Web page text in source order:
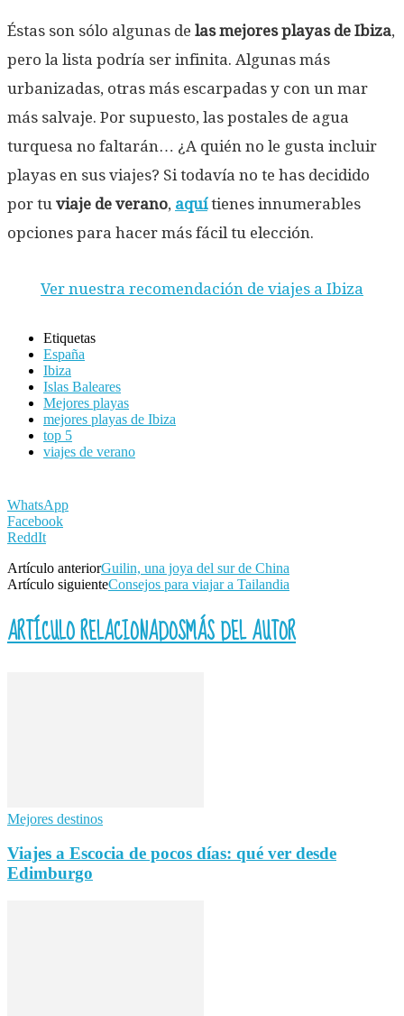
Éstas son sólo algunas de las mejores playas de Ibiza,
pero la lista podría ser infinita. Algunas más
urbanizadas, otras más escarpadas y con un mar
más salvaje. Por supuesto, las postales de agua
turquesa no faltarán… ¿A quién no le gusta incluir
playas en sus viajes? Si todavía no te has decidido
por tu viaje de verano, aquítienes innumerables
opciones para hacer más fácil tu elección.
Ver nuestra recomendación de viajes a Ibiza
Etiquetas
España
Ibiza
Islas Baleares
Mejores playas
mejores playas de Ibiza
top 5
viajes de verano
WhatsApp
Facebook
ReddIt
Artículo anteriorGuilin, una joya del sur de China
Artículo siguienteConsejos para viajar a Tailandia
ARTÍCULO RELACIONADOSMÁS DEL AUTOR
Mejores destinos
Viajes a Escocia de pocos días: qué ver desde
Edimburgo